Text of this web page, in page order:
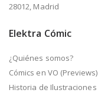
28012, Madrid
Elektra Cómic
¿Quiénes somos?
Cómics en VO (Previews)
Historia de Ilustraciones